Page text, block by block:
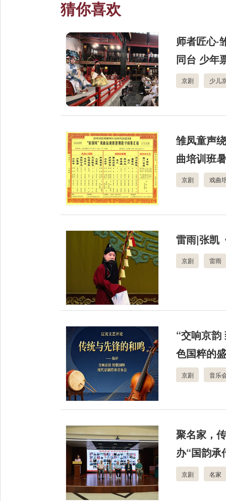
猜你喜欢
师者匠心·
同台 少年
京剧 少儿
雏凤童声
曲培训班
京剧 戏曲
雷雨|张凯
京剧 雷雨
“交响京韵
色国粹的
京剧 音乐
聚名家，
办“国韵承
京剧 名家